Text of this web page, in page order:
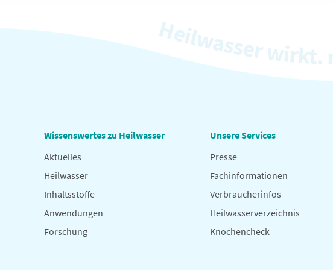
Wissenswertes zu Heilwasser
Aktuelles
Heilwasser
Inhaltsstoffe
Anwendungen
Forschung
Unsere Services
Presse
Fachinformationen
Verbraucherinfos
Heilwasserverzeichnis
Knochencheck